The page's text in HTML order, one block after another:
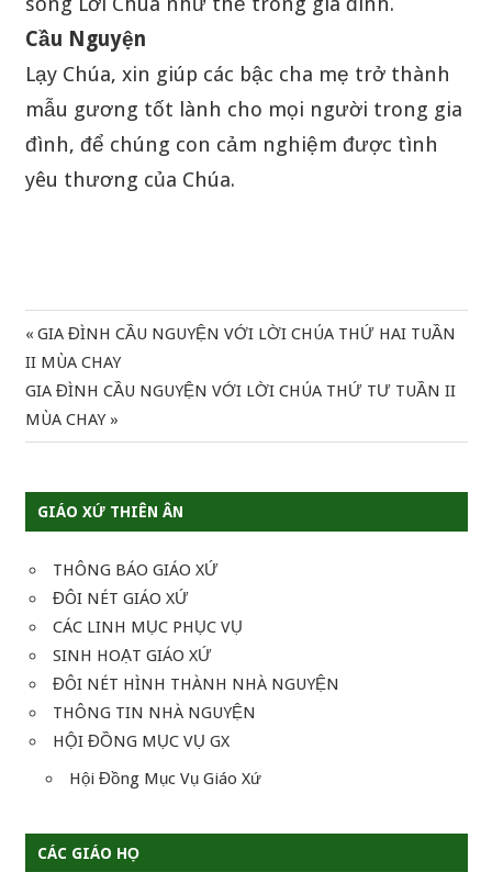
GIÁO XỨ THIÊN ÂN
THÔNG BÁO GIÁO XỨ
ĐÔI NÉT GIÁO XỨ
CÁC LINH MỤC PHỤC VỤ
SINH HOẠT GIÁO XỨ
ĐÔI NÉT HÌNH THÀNH NHÀ NGUYỆN
THÔNG TIN NHÀ NGUYỆN
HỘI ĐỒNG MỤC VỤ GX
Hội Đồng Mục Vụ Giáo Xứ
CÁC GIÁO HỌ
Cầu Nguyện
Lạy Chúa, xin giúp các bậc cha mẹ trở thành
mẫu gương tốt lành cho mọi người trong gia
đình, để chúng con cảm nghiệm được tình
yêu thương của Chúa.
Điều
hướng
bài
Previous
Post:
GIA ĐÌNH CẦU NGUYỆN VỚI LỜI CHÚA THỨ HAI TUẦN
II MÙA CHAY
Next
Post:
GIA ĐÌNH CẦU NGUYỆN VỚI LỜI CHÚA THỨ TƯ TUẦN II
MÙA CHAY